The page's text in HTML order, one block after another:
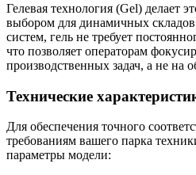
Гелевая технология (Gel) делает
выбором для динамичных
систем, гель не требует
что позволяет операторам
производственных задач, а не на
Технические
Для обеспечения точного
требованиям вашего парка
параметры модели: